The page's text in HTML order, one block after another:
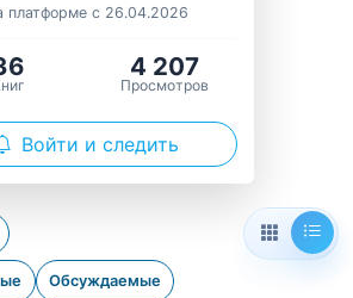
платформе с 26.04.2026
4 207
Просмотров
Войти и следить
Обсуждаемые